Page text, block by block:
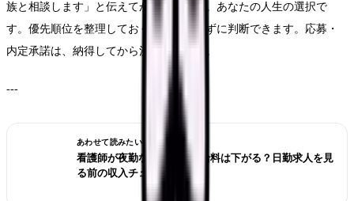
族と相談します」と伝えてかまいません。あなたの人生の選択で
す。優先順位を整理しておくと、流されずに判断できます。応募・
内定承諾は、納得してから決めましょう。
---
あわせて読みたい
看護師が夜勤なしにすると給料は下がる？日勤求人を見
る前の収入チェック